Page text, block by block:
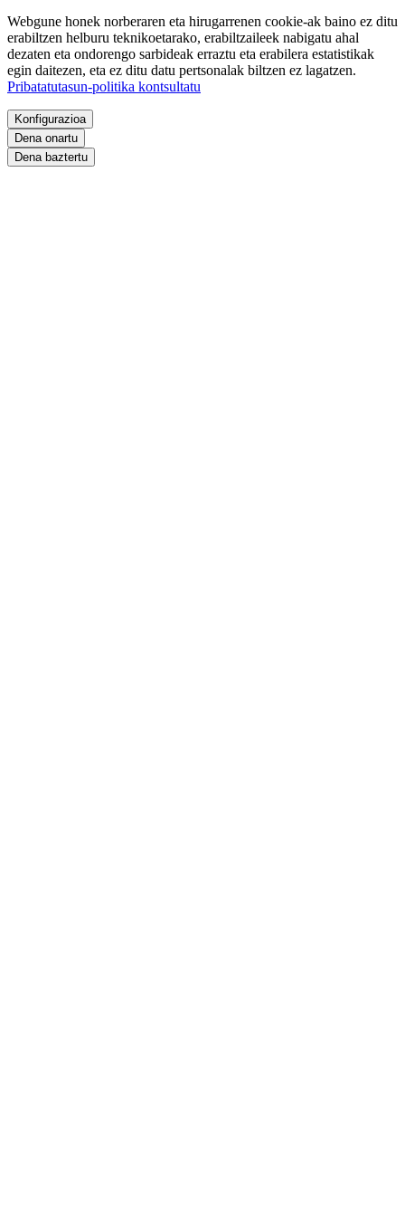
Webgune honek norberaren eta hirugarrenen cookie-ak baino ez ditu
erabiltzen helburu teknikoetarako, erabiltzaileek nabigatu ahal
dezaten eta ondorengo sarbideak erraztu eta erabilera estatistikak
egin daitezen, eta ez ditu datu pertsonalak biltzen ez lagatzen.
Pribatatutasun-politika kontsultatu
Konfigurazioa
Dena onartu
Dena baztertu